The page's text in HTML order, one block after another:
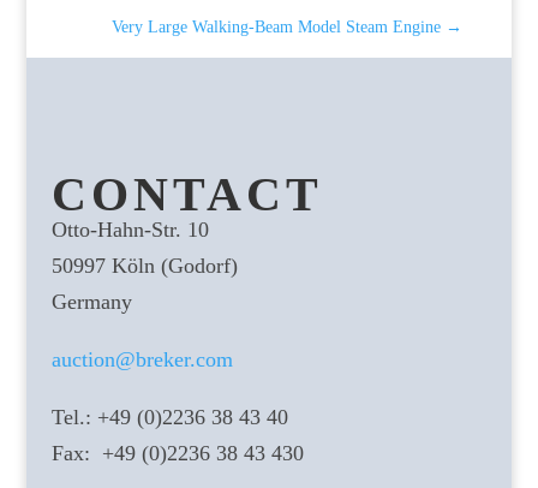
Very Large Walking-Beam Model Steam Engine →
CONTACT
Otto-Hahn-Str. 10
50997 Köln (Godorf)
Germany
auction@breker.com
Tel.: +49 (0)2236 38 43 40
Fax: +49 (0)2236 38 43 430